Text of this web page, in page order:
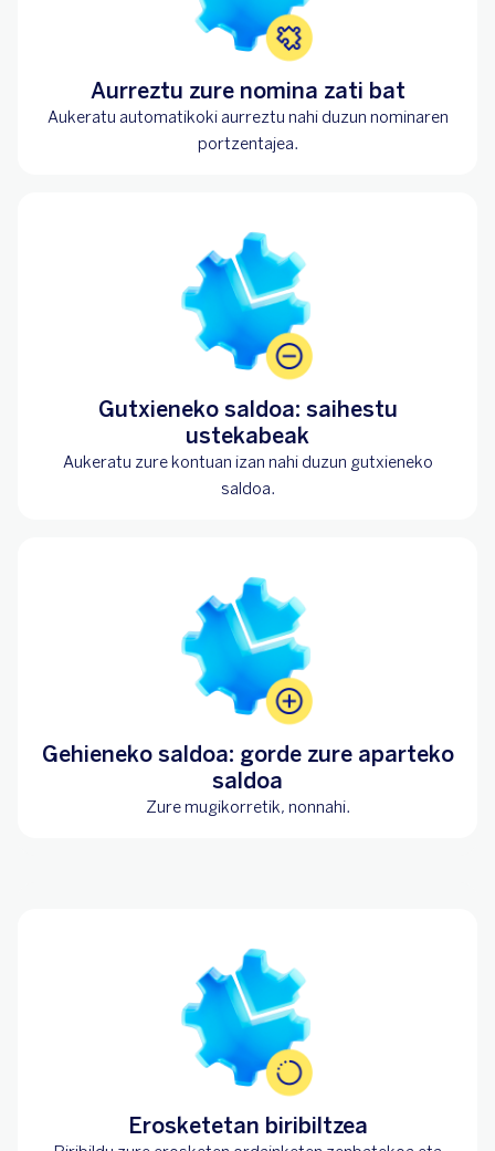
Aurreztu zure nomina zati bat
Aukeratu automatikoki aurreztu nahi duzun nominaren
portzentajea.
Gutxieneko saldoa: saihestu
ustekabeak
Aukeratu zure kontuan izan nahi duzun gutxieneko
saldoa.
Gehieneko saldoa: gorde zure aparteko
saldoa
Zure mugikorretik, nonnahi.
Erosketetan biribiltzea